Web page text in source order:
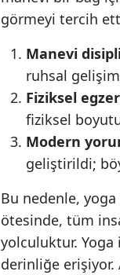
görmeyi tercih
Manevi
ruhsal
Fiziksel
fiziksel
Modern
geliştirildi;
Bu nedenle,
ötesinde, tüm
yolculuktur.
derinliğe